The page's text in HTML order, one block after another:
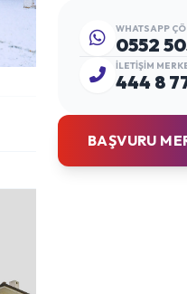
WHATSAPP
0552
İLETIŞIM
444 8
BAŞVURU